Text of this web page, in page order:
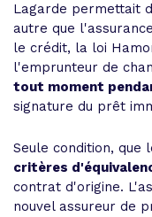
Lagarde permettait
autre que
le crédit, la loi
l'emprunteur de
tout moment
signature du prêt
Seule condition, que
critères
contrat d'origine.
nouvel assureur de